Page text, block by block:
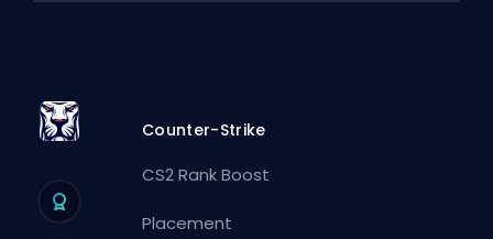
Counter-Strike
CS2 Rank Boost
Placement